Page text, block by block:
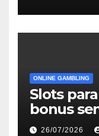
ONLINE GAMBLING
Slots
bonus
26/07/2026